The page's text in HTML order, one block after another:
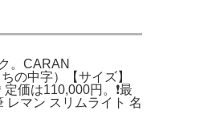
。CARAN
の中字）【サイズ】
価は110,000円。❗️最
レマン スリムライト 名